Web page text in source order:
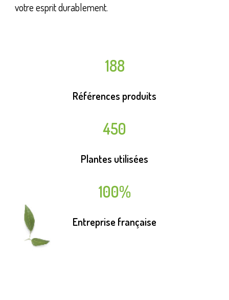
votre esprit durablement.
188
Références produits
450
Plantes utilisées
100%
Entreprise française